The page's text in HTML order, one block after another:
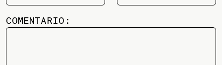
COMENTARIO: